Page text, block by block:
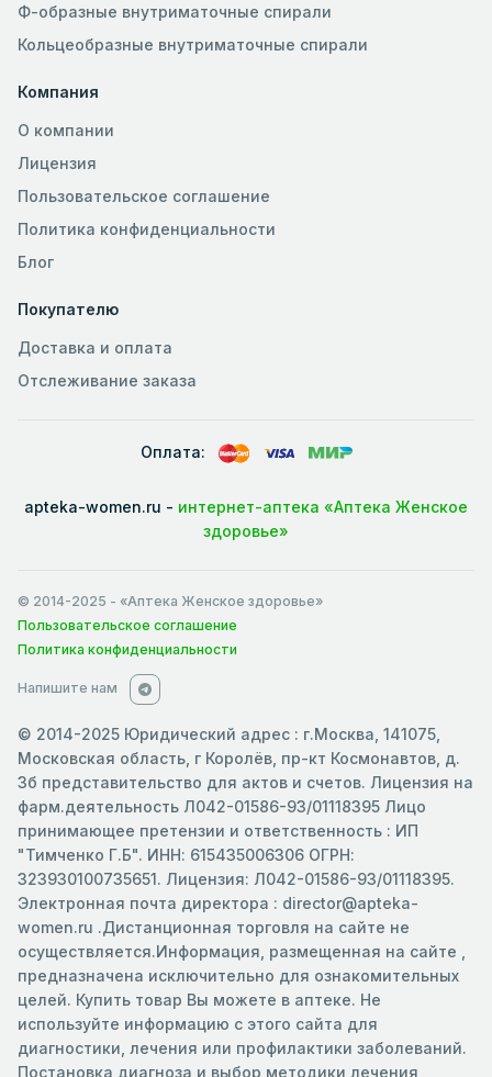
Ф-образные внутриматочные спирали
Кольцеобразные внутриматочные спирали
Компания
О компании
Лицензия
Пользовательское соглашение
Политика конфиденциальности
Блог
Покупателю
Доставка и оплата
Отслеживание заказа
Оплата:
apteka-women.ru - интернет-аптека «Аптека Женское
здоровье»
© 2014-2025 - «Аптека Женское здоровье»
Пользовательское соглашение
Политика конфиденциальности
Напишите нам
© 2014-2025 Юридический адрес : г.Москва, 141075,
Московская область, г Королёв, пр-кт Космонавтов, д.
3б представительство для актов и счетов. Лицензия на
фарм.деятельность Л042-01586-93/01118395 Лицо
принимающее претензии и ответственность : ИП
"Тимченко Г.Б". ИНН: 615435006306 ОГРН:
323930100735651. Лицензия: Л042-01586-93/01118395.
Электронная почта директора : director@apteka-
women.ru .Дистанционная торговля на сайте не
осуществляется.Информация, размещенная на сайте ,
предназначена исключительно для ознакомительных
целей. Купить товар Вы можете в аптеке. Не
используйте информацию с этого сайта для
диагностики, лечения или профилактики заболеваний.
Постановка диагноза и выбор методики лечения